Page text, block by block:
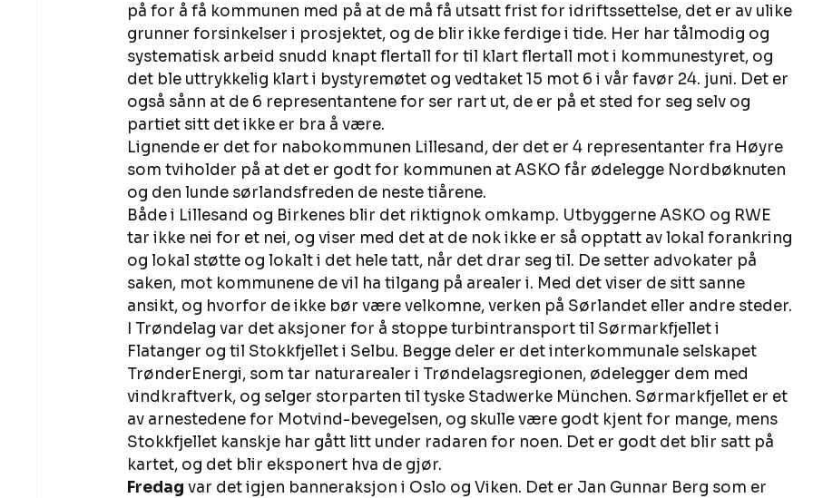
på for å få kommunen med på at de må få utsatt frist for idriftssettelse, det er av ulike
grunner forsinkelser i prosjektet, og de blir ikke ferdige i tide. Her har tålmodig og
systematisk arbeid snudd knapt flertall for til klart flertall mot i kommunestyret, og
det ble uttrykkelig klart i bystyremøtet og vedtaket 15 mot 6 i vår favør 24. juni. Det er
også sånn at de 6 representantene for ser rart ut, de er på et sted for seg selv og
partiet sitt det ikke er bra å være.
Lignende er det for nabokommunen Lillesand, der det er 4 representanter fra Høyre
som tviholder på at det er godt for kommunen at ASKO får ødelegge Nordbøknuten
og den lunde sørlandsfreden de neste tiårene.
Både i Lillesand og Birkenes blir det riktignok omkamp. Utbyggerne ASKO og RWE
tar ikke nei for et nei, og viser med det at de nok ikke er så opptatt av lokal forankring
og lokal støtte og lokalt i det hele tatt, når det drar seg til. De setter advokater på
saken, mot kommunene de vil ha tilgang på arealer i. Med det viser de sitt sanne
ansikt, og hvorfor de ikke bør være velkomne, verken på Sørlandet eller andre steder.
I Trøndelag var det aksjoner for å stoppe turbintransport til Sørmarkfjellet i
Flatanger og til Stokkfjellet i Selbu. Begge deler er det interkommunale selskapet
TrønderEnergi, som tar naturarealer i Trøndelagsregionen, ødelegger dem med
vindkraftverk, og selger storparten til tyske Stadwerke München. Sørmarkfjellet er et
av arnestedene for Motvind-bevegelsen, og skulle være godt kjent for mange, mens
Stokkfjellet kanskje har gått litt under radaren for noen. Det er godt det blir satt på
kartet, og det blir eksponert hva de gjør.
Fredag var det igjen banneraksjon i Oslo og Viken. Det er Jan Gunnar Berg som er